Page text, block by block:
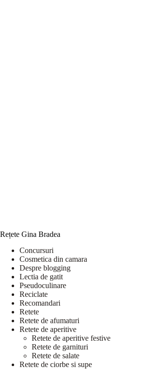
Rețete Gina Bradea
Concursuri
Cosmetica din camara
Despre blogging
Lectia de gatit
Pseudoculinare
Reciclate
Recomandari
Retete
Retete de afumaturi
Retete de aperitive
Retete de aperitive festive
Retete de garnituri
Retete de salate
Retete de ciorbe si supe